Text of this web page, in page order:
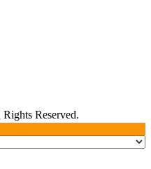
Reserved.